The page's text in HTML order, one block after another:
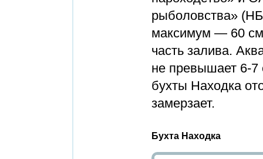
рыболовства»
максимум — 60
часть залива.
не превышает 6-7
бухты Находка
замерзает.
Бухта Находка